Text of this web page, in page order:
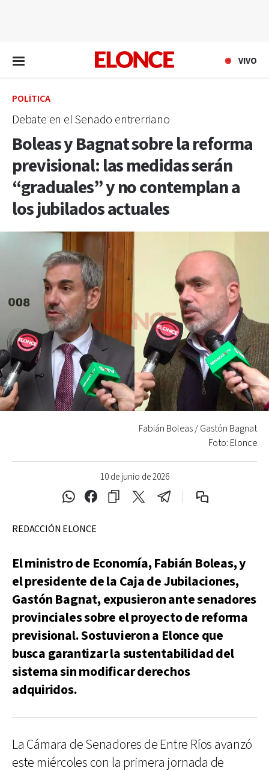
VIVO
POLÍTICA
Debate en el Senado entrerriano
Boleas y Bagnat sobre la reforma
previsional: las medidas serán
“graduales” y no contemplan a
los jubilados actuales
10 de junio de 2026
Fabián Boleas / Gastón Bagnat
Foto: Elonce
REDACCIÓN ELONCE
El ministro de Economía, Fabián Boleas, y
el presidente de la Caja de Jubilaciones,
Gastón Bagnat, expusieron ante senadores
provinciales sobre el proyecto de reforma
previsional. Sostuvieron a Elonce que
busca garantizar la sustentabilidad del
sistema sin modificar derechos
adquiridos.
La Cámara de Senadores de Entre Ríos avanzó
este miércoles con la primera jornada de